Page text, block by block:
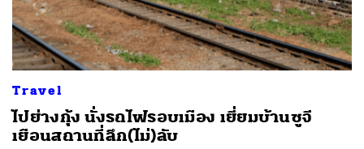
Travel
ไปย่างกุ้ง นั่งรถไฟรอบเมือง เยี่ยมบ้านซูจี
เยือนสถานที่ลึก(ไม่)ลับ
ค้นหา
SHARE TWEET LINE EMAIL